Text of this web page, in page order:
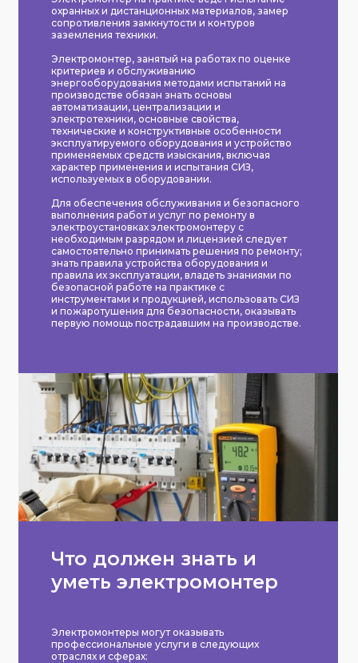
охранных и дистанционных материалов, замер
сопротивления замкнутости и контуров
заземления техники.
Электромонтер, занятый на работах по оценке
критериев и обслуживанию
энергооборудования методами испытаний на
производстве обязан знать основы
автоматизации, централизации и
электротехники, основные свойства,
технические и конструктивные особенности
эксплуатируемого оборудования и устройство
применяемых средств изыскания, включая
характер применения и испытания СИЗ,
используемых в оборудовании.
Для обеспечения обслуживания и безопасного
выполнения работ и услуг по ремонту в
электроустановках электромонтеру с
необходимым разрядом и лицензией следует
самостоятельно принимать решения по ремонту;
знать правила устройства оборудования и
правила их эксплуатации, владеть знаниями по
безопасной работе на практике с
инструментами и продукцией, использовать СИЗ
и пожаротушения для безопасности, оказывать
первую помощь пострадавшим на производстве.
Что должен знать и
уметь электромонтер
Электромонтеры могут оказывать
профессиональные услуги в следующих
отраслях и сферах: